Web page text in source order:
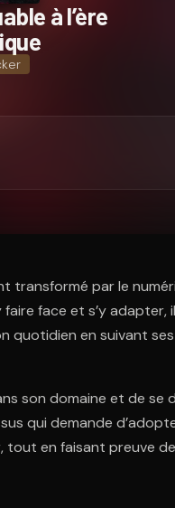
à l’ère
transformé par le
face et s’y adapter,
quotidien en suivant
son domaine et de se
qui demande
tout en faisant preuve